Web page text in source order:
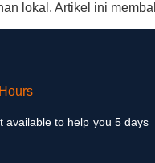
lokal. Artikel ini
available to help you 5 days